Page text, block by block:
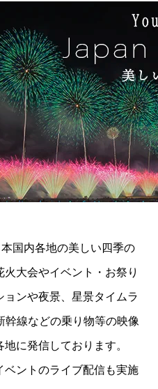
国内各地の美しい四季の
大会やイベント・お祭り
ンや夜景、星景タイムラ
幹線などの乗り物等の映像
に発信しております。
ベントのライブ配信も実施